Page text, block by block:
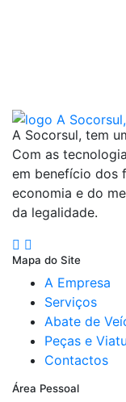
A Socorsul, tem
Com as
em benefício dos
economia e do
da legalidade.
Mapa do Site
A Empresa
Serviços
Abate de
Peças e
Contactos
Área Pessoal